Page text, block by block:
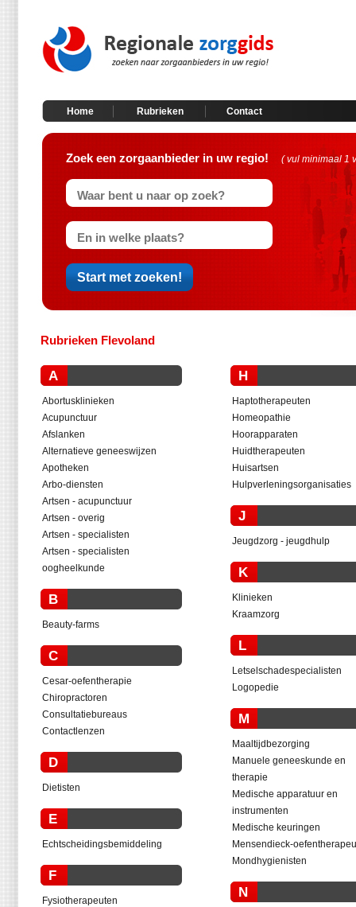
Home Rubrieken Contact
Zoek een zorgaanbieder in uw regio! ( vul minimaal 1
Rubrieken Flevoland
A
Abortusklinieken
Acupunctuur
Afslanken
Alternatieve geneeswijzen
Apotheken
Arbo-diensten
Artsen - acupunctuur
Artsen - overig
Artsen - specialisten
Artsen - specialisten
oogheelkunde
B
Beauty-farms
C
Cesar-oefentherapie
Chiropractoren
Consultatiebureaus
Contactlenzen
D
Dietisten
E
Echtscheidingsbemiddeling
F
Fysiotherapeuten
H
Haptotherapeuten
Homeopathie
Hoorapparaten
Huidtherapeuten
Huisartsen
Hulpverleningsorganisaties
J
Jeugdzorg - jeugdhulp
K
Klinieken
Kraamzorg
L
Letselschadespecialisten
Logopedie
M
Maaltijdbezorging
Manuele geneeskunde en
therapie
Medische apparatuur en
instrumenten
Medische keuringen
Mensendieck-
Mondhygienisten
N